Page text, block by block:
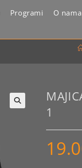
Programi O nama
1